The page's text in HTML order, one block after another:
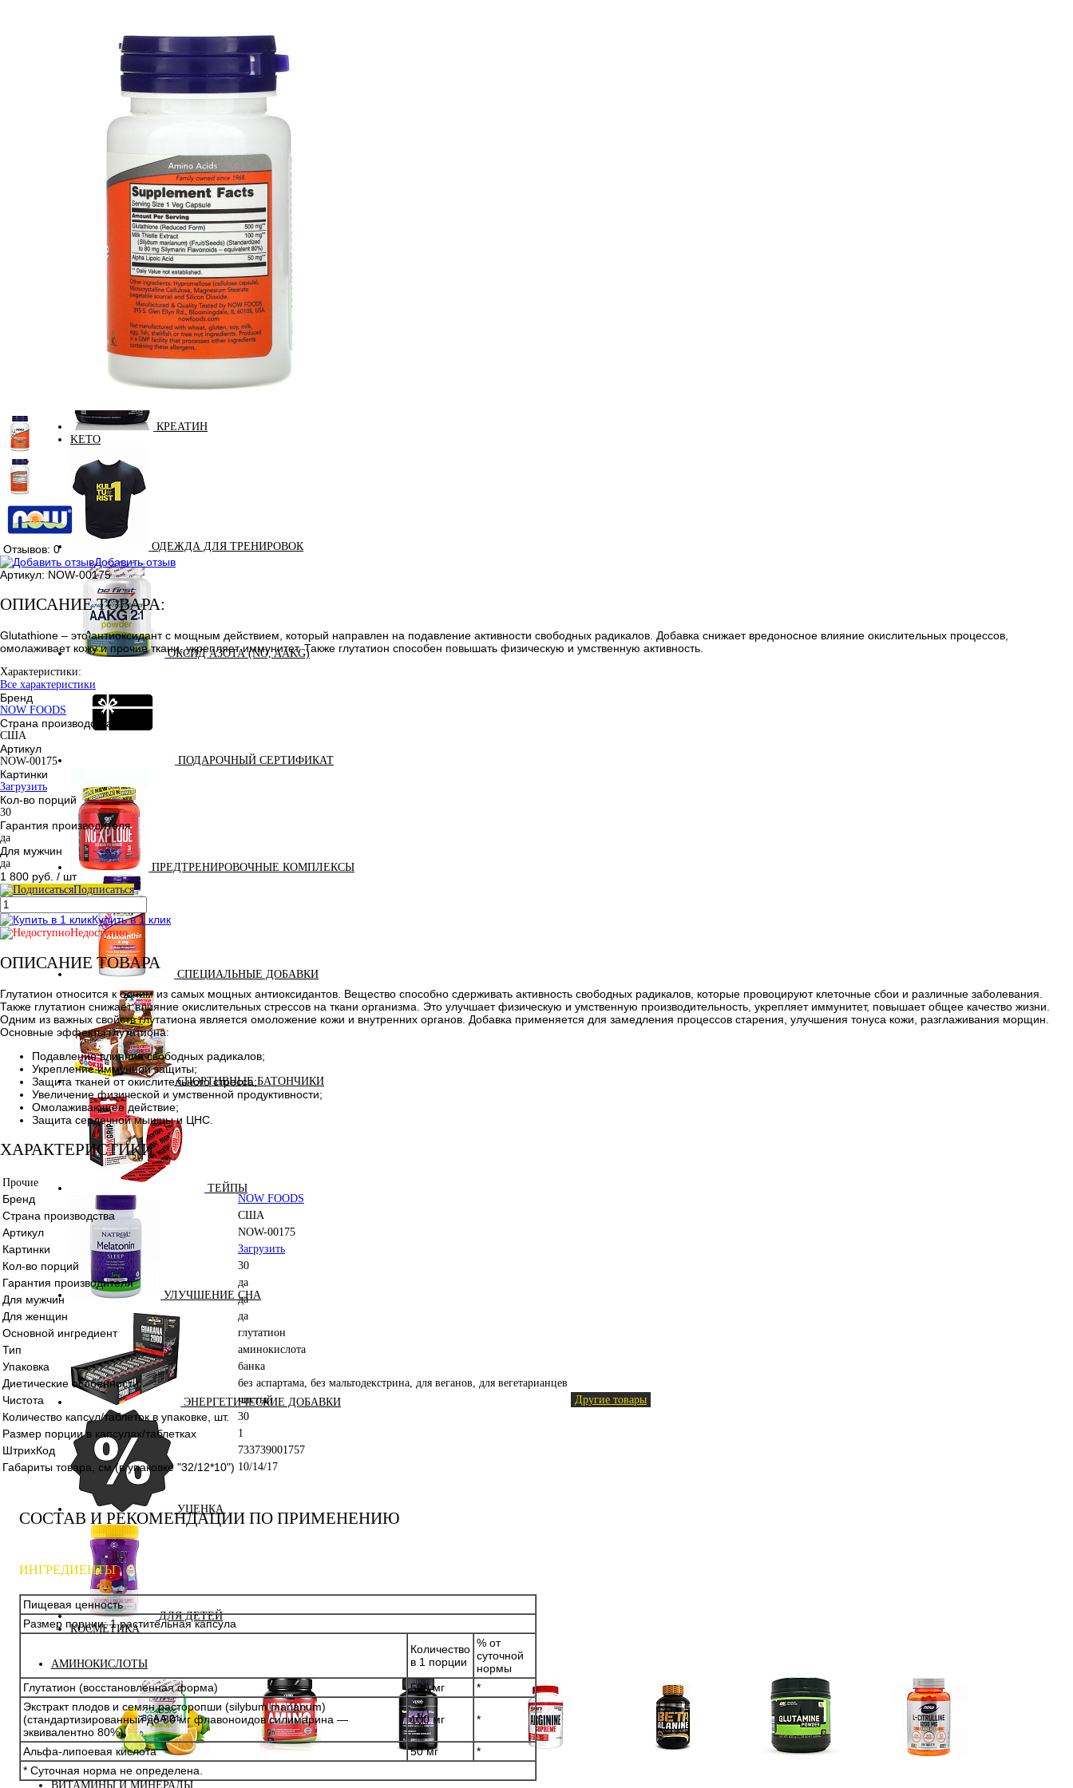
ЗМА (ZMA)
ЗДОРОВЬЕ И ДОЛГОЛЕТИЕ
КРЕАТИН
KETO
ОДЕЖДА ДЛЯ ТРЕНИРОВОК
ОКСИД АЗОТА (NO, AAKG)
ПОДАРОЧНЫЙ СЕРТИФИКАТ
ПРЕДТРЕНИРОВОЧНЫЕ КОМПЛЕКСЫ
СПЕЦИАЛЬНЫЕ ДОБАВКИ
СПОРТИВНЫЕ БАТОНЧИКИ
ТЕЙПЫ
УЛУЧШЕНИЕ СНА
ЭНЕРГЕТИЧЕСКИЕ ДОБАВКИ
УЦЕНКА
ДЛЯ ДЕТЕЙ
КОСМЕТИКА
АМИНОКИСЛОТЫ
Bcaa
Аминокислоты
Аминокислоты
ВИТАМИНЫ И МИНЕРАЛЫ
Отзывов: 0
Добавить отзыв
Артикул: NOW-00175
ОПИСАНИЕ ТОВАРА:
Glutathione – это антиоксидант с мощным действием, который направлен на подавление активности свободных радикалов. Добавка снижает вредоносное влияние окислительных процессов,
омолаживает кожу и прочие ткани, укрепляет иммунитет. Также глутатион способен повышать физическую и умственную активность.
Характеристики:
Все характеристики
Бренд
NOW FOODS
Страна производства
США
Артикул
NOW-00175
Картинки
Загрузить
Кол-во порций
30
Гарантия производителя
да
Для мужчин
да
1 800 руб. / шт
Подписаться
Купить в 1 клик
Недоступно
ОПИСАНИЕ ТОВАРА
Глутатион относится к одним из самых мощных антиоксидантов. Вещество способно сдерживать активность свободных радикалов, которые провоцируют клеточные сбои и различные заболевания.
Также глутатион снижает влияние окислительных стрессов на ткани организма. Это улучшает физическую и умственную производительность, укрепляет иммунитет, повышает общее качество жизни.
Одним из важных свойств глутатиона является омоложение кожи и внутренних органов. Добавка применяется для замедления процессов старения, улучшения тонуса кожи, разглаживания морщин.
Основные эффекты глутатиона:
Подавление влияния свободных радикалов;
Укрепление иммунной защиты;
Защита тканей от окислительного стресса;
Увеличение физической и умственной продуктивности;
Омолаживающее действие;
Защита сердечной мышцы и ЦНС.
ХАРАКТЕРИСТИКИ
Прочие
Бренд NOW FOODS
Страна производства США
Артикул NOW-00175
Картинки Загрузить
Кол-во порций 30
Гарантия производителя да
Для мужчин да
Для женщин да
Основной ингредиент глутатион
Тип аминокислота
Упаковка банка
Диетические особенности без аспартама, без мальтодекстрина, для веганов, для вегетарианцев
Чистота чистый Другие товары
Количество капсул/таблеток в упаковке, шт. 30
Размер порции в капсулах/таблетках 1
ШтрихКод 733739001757
Габариты товара, см (в упаковке "32/12*10") 10/14/17
СОСТАВ И РЕКОМЕНДАЦИИ ПО ПРИМЕНЕНИЮ
ИНГРЕДИЕНТЫ
Пищевая ценность
Размер порции: 1 растительная капсула
Количество
в 1 порции
% от
суточной
нормы
Глутатион (восстановленная форма)
500 мг
*
Экстракт плодов и семян расторопши (silybum marianum)
(стандартизированный до 80 мг флавоноидов силимарина —
эквивалентно 80%)
100 мг *
Альфа-липоевая кислота 50 мг
*
* Суточная норма не определена.